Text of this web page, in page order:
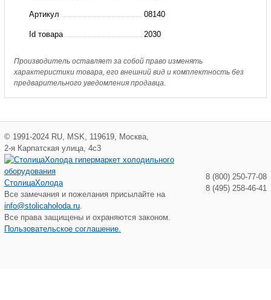
защиты
BOCK
BCM2000
Артикул 08140
Id товара 2030
Производитель оставляет за собой право изменять
характеристики товара, его внешний вид и комплектность без
предварительного уведомления продавца.
© 1991-2024 RU MSK 119619 Москва
2-я Карпатская улица, 4с3
СтолицаХолода
Все замечания и пожелания присылайте на
info@stolicaholoda.ru
Все права защищены и охраняются законом.
Пользовательское соглашение.
8 (800) 250-77-08
8 (495) 258-46-41